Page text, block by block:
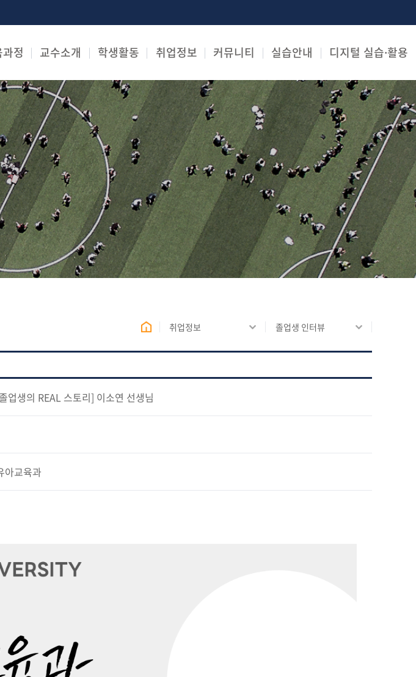
정 교수소개 학생활동 취업정보 커뮤니티 실습안내 디지털 실습·활용
취업정보 졸업생 인터뷰
업생의 REAL 스토리] 이소연 선생님
아교육과